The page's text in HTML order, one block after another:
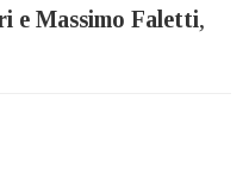
e Massimo Faletti,